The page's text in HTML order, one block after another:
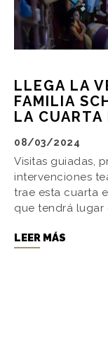
LLEGA LA
FAMILIA
LA CUARTA
08/03/2024
Visitas guiadas,
intervenciones
trae esta cuarta
que tendrá lugar
LEER MÁS